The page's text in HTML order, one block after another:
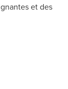
et des